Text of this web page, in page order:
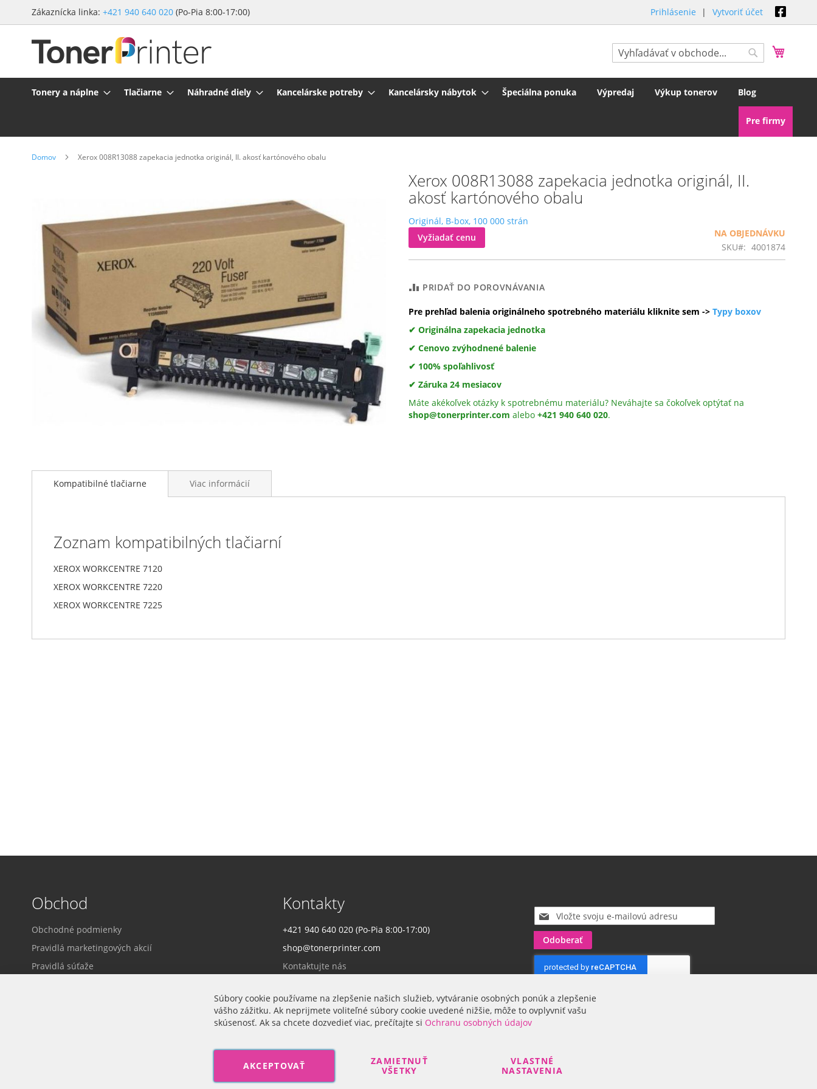
Preskočiť
na
Prihlásenie Vytvoriť účet
Zákaznícka linka: +421 940 640 020 (Po-Pia 8:00-17:00)
Hľadať
Tonery a náplne Tlačiarne Náhradné diely Kancelárske potreby Kancelársky nábytok Špeciálna ponuka Výpredaj Výkup tonerov Blog
Pre firmy
Domov Xerox 008R13088 zapekacia jednotka originál, II. akosť kartónového obalu
Xerox 008R13088 zapekacia jednotka originál, II.
akosť kartónového obalu
Originál, B-box, 100 000 strán
Vyžiadať cenu
NA OBJEDNÁVKU
SKU
4001874
PRIDAŤ DO POROVNÁVANIA
Pre prehľad balenia originálneho spotrebného materiálu kliknite sem -> Typy boxov
✔ Originálna zapekacia jednotka
✔ Cenovo zvýhodnené balenie
✔ 100% spoľahlivosť
✔ Záruka 24 mesiacov
Máte akékoľvek otázky k spotrebnému materiálu? Neváhajte sa čokoľvek optýtať na
shop@tonerprinter.com alebo +421 940 640 020.
obrázkov
na
začiatokKompatibilné tlačiarne
Zoznam kompatibilných tlačiarní
XEROX WORKCENTRE 7120
XEROX WORKCENTRE 7220
XEROX WORKCENTRE 7225
Viac informácií
Obchod
Obchodné podmienky
Pravidlá marketingových akcií
Pravidlá súťaže
Kontakty
+421 940 640 020 (Po-Pia 8:00-17:00)
shop@tonerprinter.com
Kontaktujte nás
Firma
r
h
á
t
e
a
o
Odoberať
Súbory cookie používame na zlepšenie našich služieb, vytváranie osobných ponúk a zlepšenie
vášho zážitku. Ak neprijmete voliteľné súbory cookie uvedené nižšie, môže to ovplyvniť vašu
skúsenosť. Ak sa chcete dozvedieť viac, prečítajte si Ochranu osobných údajov
AKCEPTOVAŤ
ZAMIETNUŤ
VŠETKY
VLASTNÉ
NASTAVENIA